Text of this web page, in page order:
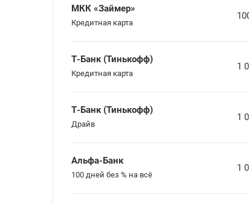
МКК «Займер»
Кредитная карта
Т-Банк (Тинькофф)
Кредитная карта
1
Т-Банк (Тинькофф)
Драйв
1
Альфа-Банк
100 дней без % на всё
1